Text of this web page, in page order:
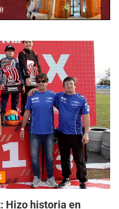
Hizo historia en